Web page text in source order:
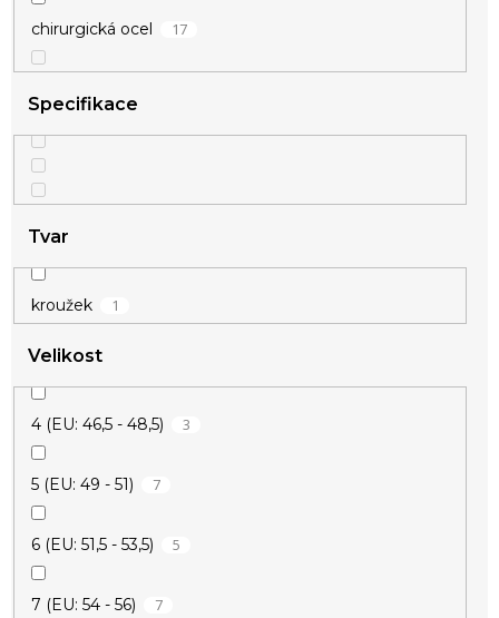
chirurgická ocel 17
Specifikace
Tvar
kroužek 1
Velikost
4 (EU: 46,5 - 48,5) 3
5 (EU: 49 - 51) 7
6 (EU: 51,5 - 53,5) 5
7 (EU: 54 - 56) 7